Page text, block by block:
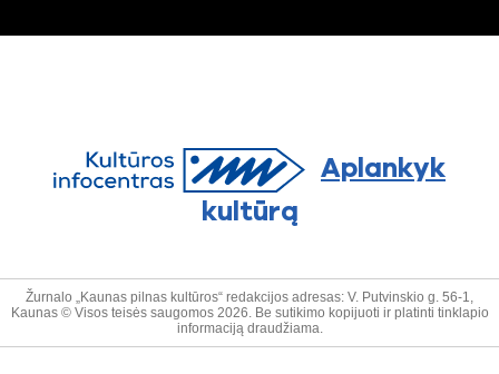
Aplankyk
kultūrą
Žurnalo „Kaunas pilnas kultūros“ redakcijos adresas: V. Putvinskio g. 56-1,
Kaunas © Visos teisės saugomos 2026. Be sutikimo kopijuoti ir platinti tinklapio
informaciją draudžiama.